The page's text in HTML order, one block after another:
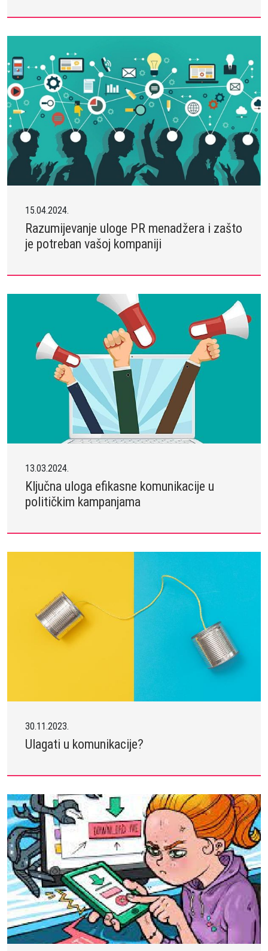
15.04.2024.
Razumijevanje uloge PR menadžera i zašto
je potreban vašoj kompaniji
13.03.2024.
Ključna uloga efikasne komunikacije u
političkim kampanjama
30.11.2023.
Ulagati u komunikacije?